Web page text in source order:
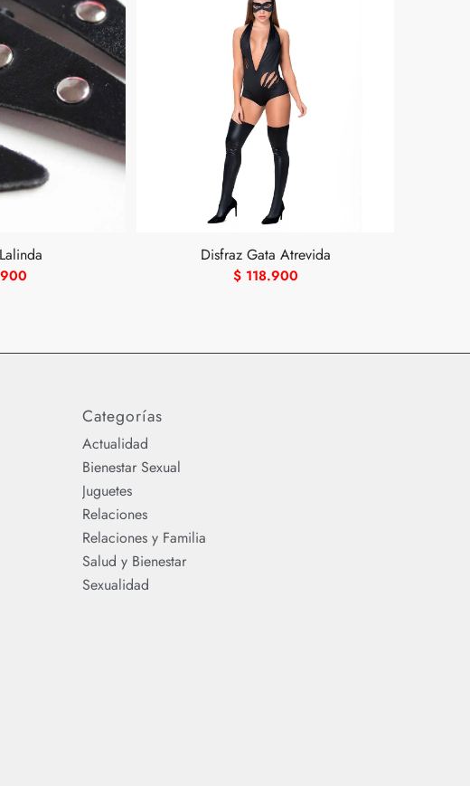
Disfraz Gata Atrevida
$118.900
Categorías
Actualidad
Bienestar Sexual
Juguetes
Relaciones
Relaciones y Familia
Salud y Bienestar
Sexualidad